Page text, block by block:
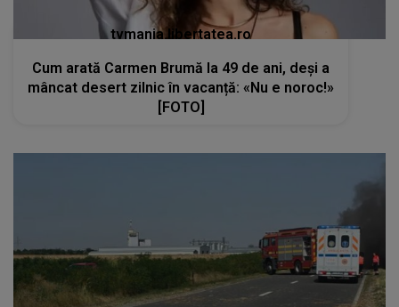
tvmania.libertatea.ro
Cum arată Carmen Brumă la 49 de ani, deși a
mâncat desert zilnic în vacanță: «Nu e noroc!»
[FOTO]